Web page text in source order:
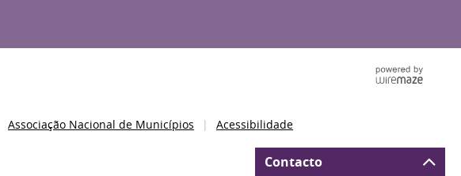
Associação Nacional de Municípios Acessibilidade
Contacto